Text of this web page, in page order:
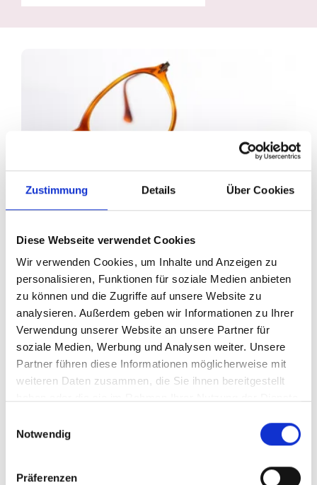
Zustimmung Details Über Cookies
Diese Webseite verwendet Cookies
Wir verwenden Cookies, um Inhalte und Anzeigen zu
personalisieren, Funktionen für soziale Medien anbieten
zu können und die Zugriffe auf unsere Website zu
analysieren. Außerdem geben wir Informationen zu Ihrer
Verwendung unserer Website an unsere Partner für
soziale Medien, Werbung und Analysen weiter. Unsere
Partner führen diese Informationen möglicherweise mit
weiteren Daten zusammen, die Sie ihnen bereitgestellt
Notwendig
Präferenzen
Ihr Partner für optimales
Sehen in Brüggen
Als erster Ansprechpartner für das gute Sehen sind wir
als Augenoptiker in Brüggen mehr als „nur“ diejenigen,
die sich um die jeweilige optisch, anatomisch und
ästhetisch perfekt auf Ihre individuellen Wünsche und
auch oft die Ersten, die eventuelle Auffälligkeiten am